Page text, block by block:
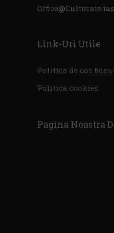
Link-Uri Utile
Politica de
Politica cookies
Pagina Noastra